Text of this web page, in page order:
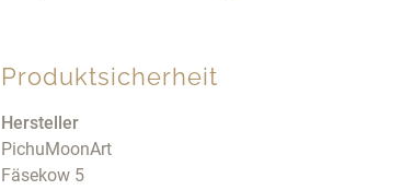
Produktsicherheit
Hersteller
PichuMoonArt
Fäsekow 5